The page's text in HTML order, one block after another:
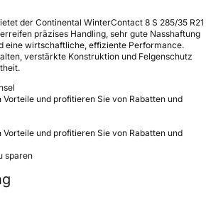
der Continental WinterContact 8 S 285/35 R21
präzises Handling, sehr gute Nasshaftung
eine wirtschaftliche, effiziente Performance.
verstärkte Konstruktion und Felgenschutz
und profitieren Sie von Rabatten und
und profitieren Sie von Rabatten und
sparen